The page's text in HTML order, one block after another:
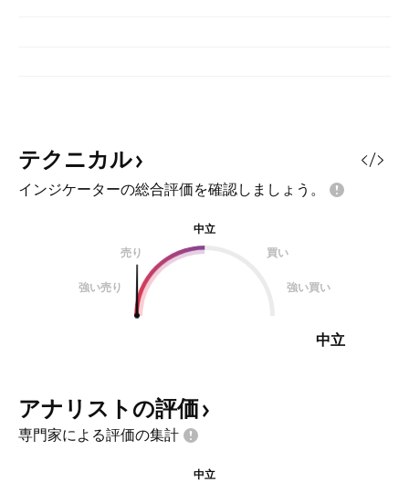
テクニカル
インジケーターの総合評価を確認しましょう。
中立
売り
買い
強い売り 強い買い
中立
アナリストの評価
専門家による評価の集計
中立